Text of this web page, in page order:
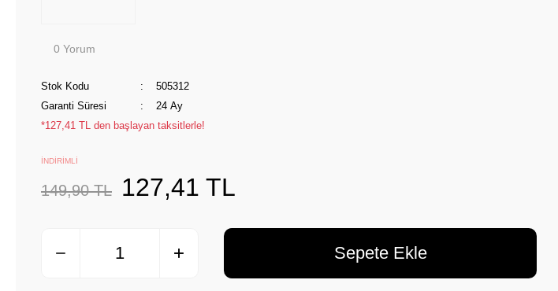
0 Yorum
Stok Kodu
505312
Garanti Süresi
24 Ay
*127,41 TL den başlayan taksitlerle!
İNDİRİMLİ
149,90 TL 127,41 TL
Sepete Ekle